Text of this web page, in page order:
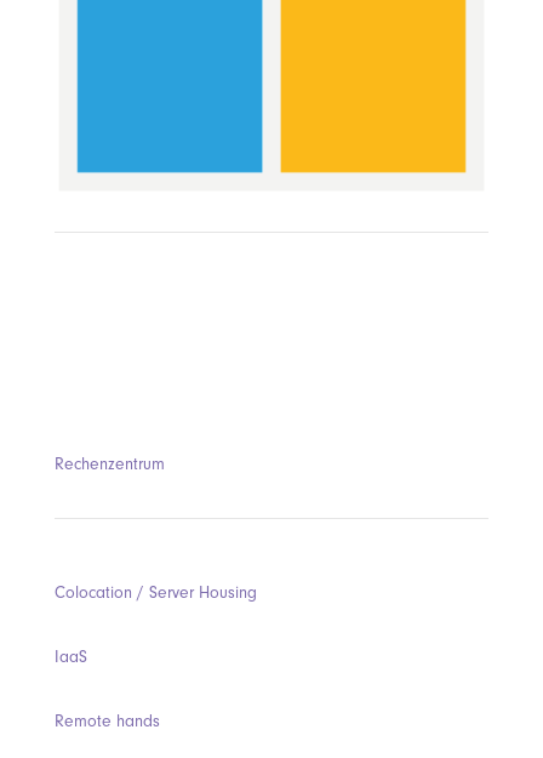
Rechenzentrum
Colocation / Server Housing
IaaS
Remote hands